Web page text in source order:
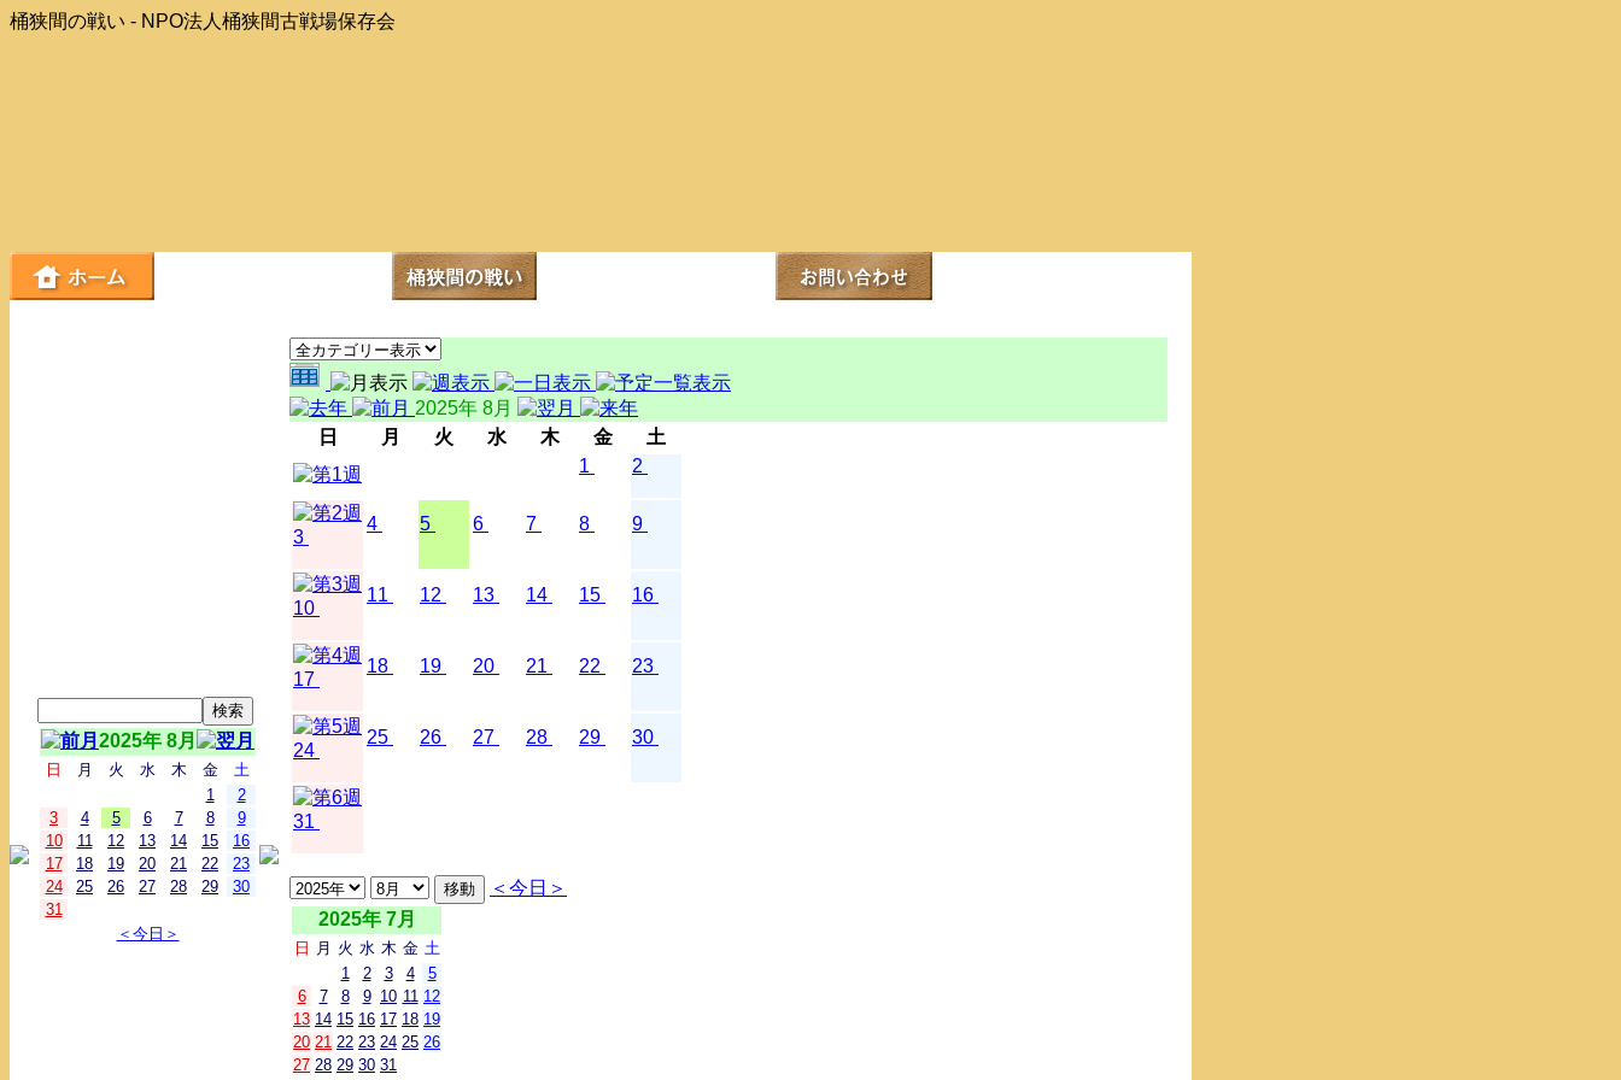
桶狭間の戦い - NPO法人桶狭間古戦場保存会
2025年 8月
日 月 火 水 木 金
土
1
2
3
4 5 6 7 8
9
10
11 12 13 14 15
16
17
18 19 20 21 22
23
24
25 26 27 28 29
30
31
＜今日＞
2025年 8月
日
月 火 水 木 金
土
1
2
3
4 5 6 7 8 9
10
11 12 13 14 15 16
17
18 19 20 21 22 23
24
25 26 27 28 29 30
31
＜今日＞
2025年 7月
日 月 火 水 木 金 土
1
2 3 4
5
6
7 8 9 10 11 12
13 14 15 16 17 18 19
20 21 22 23 24 25 26
27 28 29 30 31